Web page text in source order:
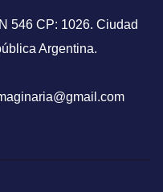
546 CP: 1026. Ciudad
Argentina.